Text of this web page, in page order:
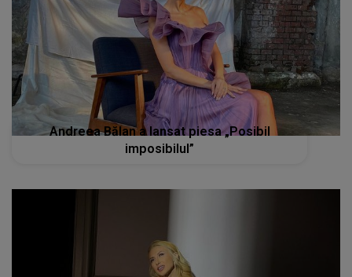
Andreea Bălan a lansat piesa „Posibil
imposibilul”